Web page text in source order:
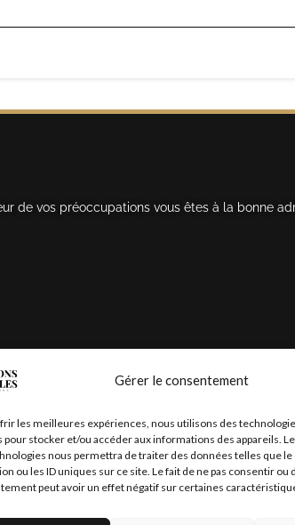
Gérer le consentement
les meilleures expériences, nous utilisons des
pour stocker et/ou accéder aux informations des appareils.
nous permettra de traiter des données telles que
ou les ID uniques sur ce site. Le fait de ne pas consentir ou
peut avoir un effet négatif sur certaines
de vos préoccupations vous êtes à la bonne